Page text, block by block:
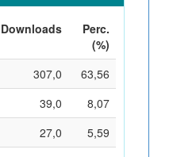
Downloads
Perc.
(%)
307,0
63,56
39,0
8,07
27,0
5,59